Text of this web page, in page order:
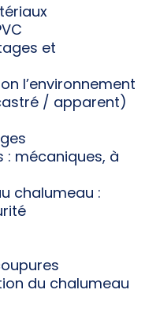
et
l’environnement
/ apparent)
: mécaniques, à
chalumeau :
du chalumeau